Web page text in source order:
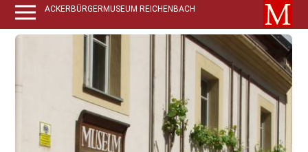
ACKERBÜRGERMUSEUM REICHENBACH